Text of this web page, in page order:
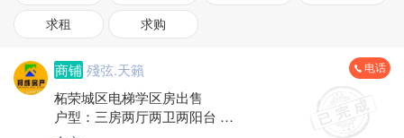
求租
求购
商铺 殘弦.天籟 电话
柘荣城区电梯学区房出售
户型：三房两厅两卫两阳台